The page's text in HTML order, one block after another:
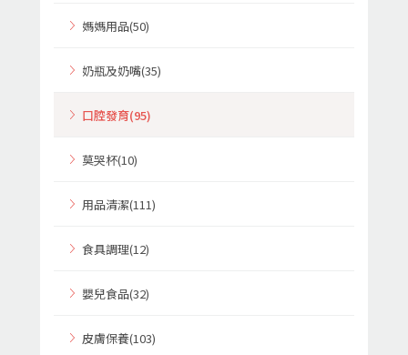
媽媽用品(50)
奶瓶及奶嘴(35)
口腔發育(95)
莫哭杯(10)
用品清潔(111)
食具調理(12)
嬰兒食品(32)
皮膚保養(103)